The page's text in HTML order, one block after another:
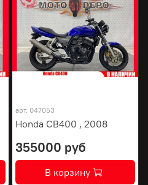
арт. 047053
Honda CB400 , 2008
355000 руб
В корзину